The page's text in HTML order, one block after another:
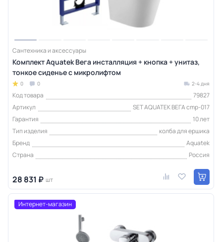
Сантехника и аксессуары
Комплект Aquatek Вега инсталляция + кнопка + унитаз,
тонкое сиденье с микролифтом
0 0 2-4 дня
Код товара
79827
Артикул
SET AQUATEK ВЕГА cmp-017
Гарантия
10 лет
Тип изделия
колба для ершика
Бренд
Aquatek
Страна
Россия
28 831 ₽ шт
Интернет-магазин